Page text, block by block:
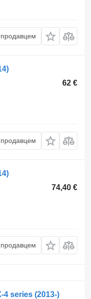
продавцем
62 €
продавцем
74,40 €
продавцем
4 series (2013-)